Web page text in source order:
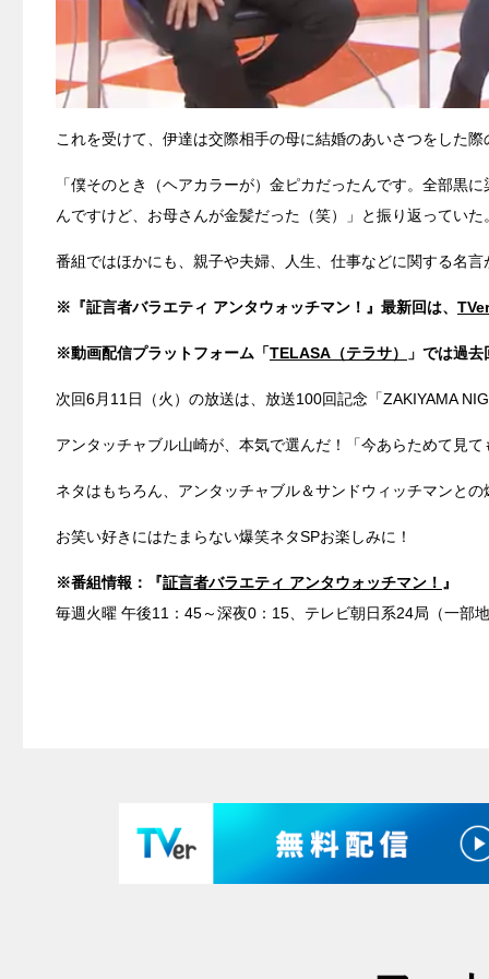
これを受けて、伊達は交際相手の母に結婚のあいさつをした
「僕そのとき（ヘアカラーが）金ピカだったんです。全部黒
んですけど、お母さんが金髪だった（笑）」と振り返っていた
番組ではほかにも、親子や夫婦、人生、仕事などに関する名
※『証言者バラエティ アンタウォッチマン！』最新回は、
※動画配信プラットフォーム「TELASA（テラサ） 」では過
次回6月11日（火）の放送は、放送100回記念「ZAKIYAMA
アンタッチャブル山崎が、本気で選んだ！「今あらためて見
ネタはもちろん、アンタッチャブル＆サンドウィッチマンと
お笑い好きにはたまらない爆笑ネタSPお楽しみに！
※番組情報：『証言者バラエティ アンタウォッチマン！ 』
毎週火曜 午後11：45～深夜0：15、テレビ朝日系24局（一部